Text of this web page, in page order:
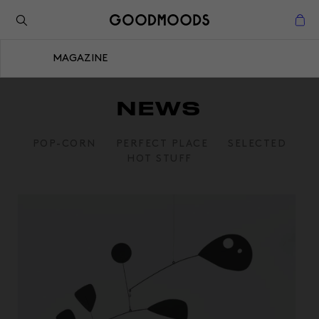
MAGAZINE
NEWS
Retour à l'inspiration